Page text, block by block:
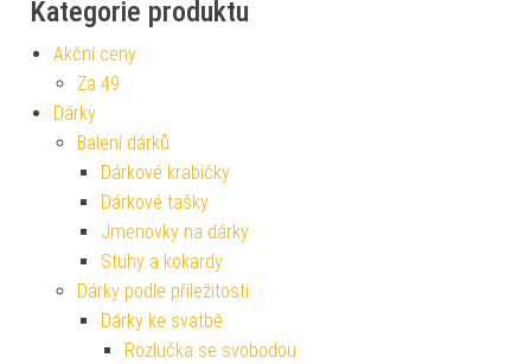
Kategorie produktu
Akční ceny
Za 49
Dárky
Balení dárků
Dárkové krabičky
Dárkové tašky
Jmenovky na dárky
Stuhy a kokardy
Dárky podle příležitosti
Dárky ke svatbě
Rozlučka se svobodou